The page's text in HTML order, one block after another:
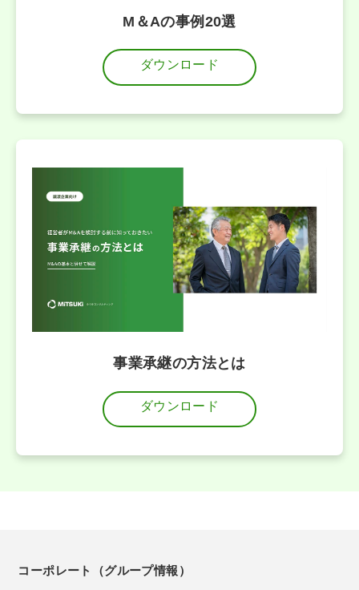
M＆Aの事例20選
ダウンロード
事業承継の方法とは
ダウンロード
コーポレート（グループ情報）